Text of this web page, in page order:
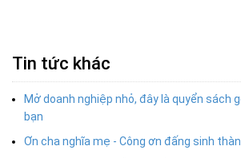
Tin tức khác
Mở doanh nghiệp nhỏ, đây là quyển sách
bạn
Ơn cha nghĩa mẹ - Công ơn đấng sinh